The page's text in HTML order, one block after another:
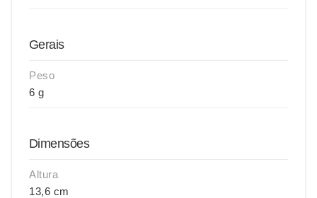
Gerais
Peso
6 g
Dimensões
Altura
13,6 cm